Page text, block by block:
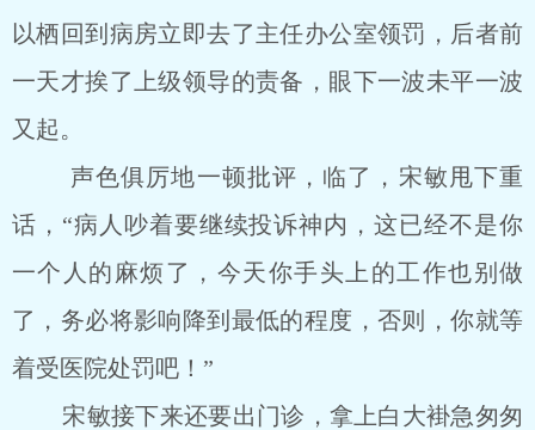
以栖回到病房立即去了主任办公室领罚，后者前
一天才挨了上级领导的责备，眼下一波未平一波
又起。
声色俱厉地一顿批评，临了，宋敏甩下重
话，“病人吵着要继续投诉神内，这已经不是你
一个人的麻烦了，今天你手头上的工作也别做
了，务必将影响降到最低的程度，否则，你就等
着受医院处罚吧！”
宋敏接下来还要出门诊，拿上白大褂急匆匆